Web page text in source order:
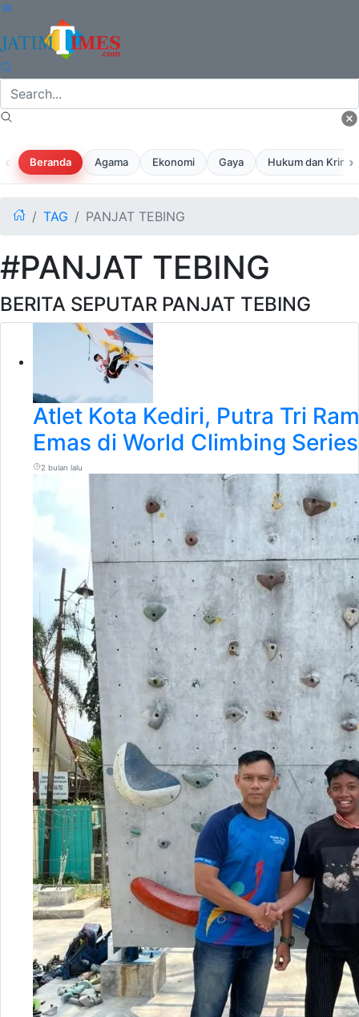
‹ Beranda Agama Ekonomi Gaya Hukum dan ›
TAG PANJAT TEBING
#PANJAT TEBING
BERITA SEPUTAR PANJAT TEBING
Atlet Kota Kediri, Putra Tri
Emas di World Climbing
2 bulan lalu